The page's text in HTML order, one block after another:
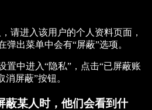
请进入该用户的个人资料页面，
弹出菜单中会有“屏蔽”选项。
置中进入“隐私”，点击“已屏蔽账
消屏蔽”按钮。
蔽某人时，他们会看到什